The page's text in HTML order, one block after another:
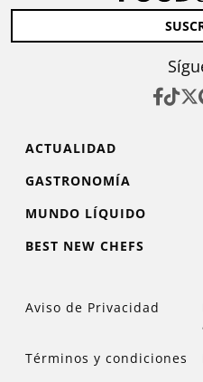
ACTUALIDAD
GASTRONOMÍA
MUNDO LÍQUIDO
BEST NEW CHEFS
Aviso de Privacidad
Términos y condiciones